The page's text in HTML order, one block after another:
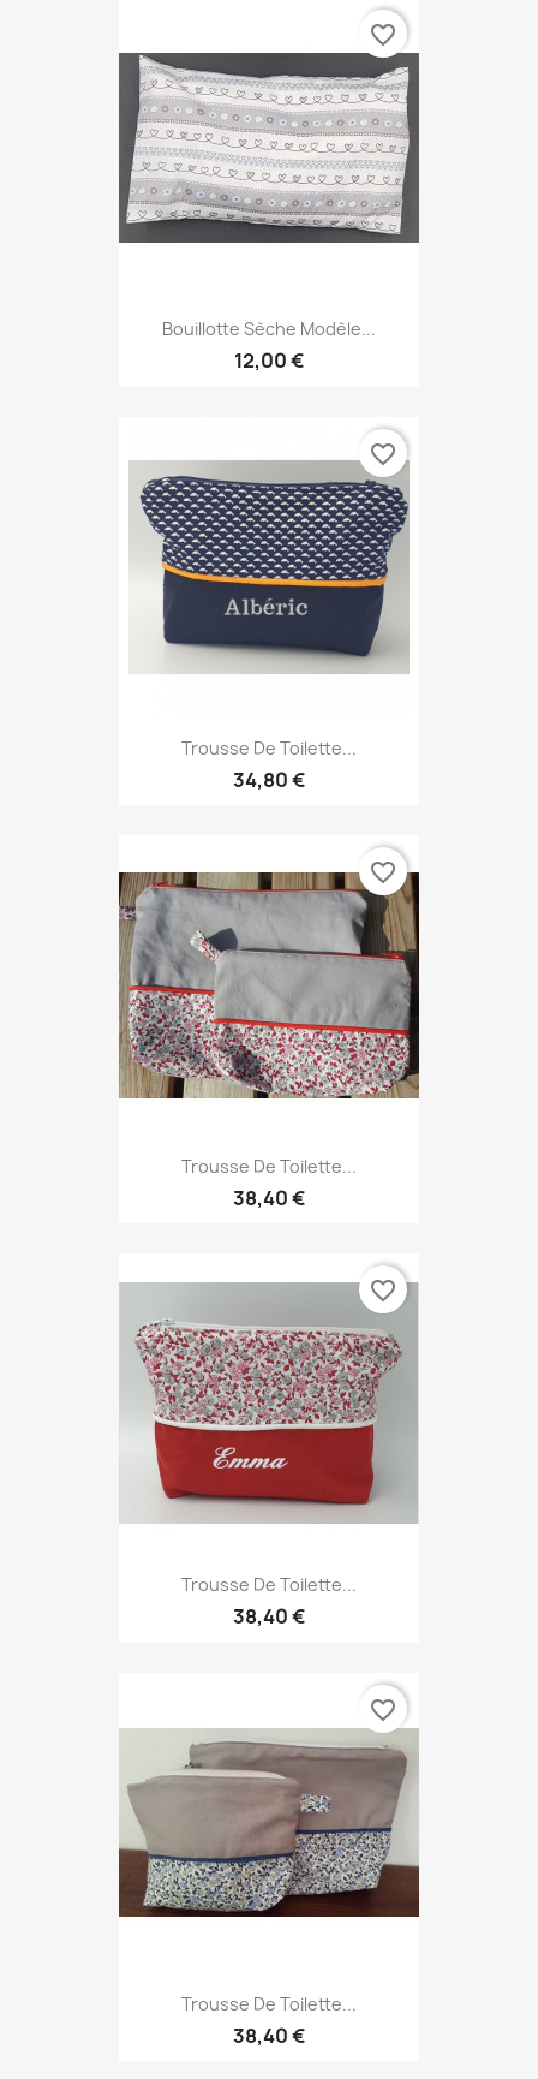
Bouillotte Sèche Modèle...
12,00 €
favorite_border
Trousse De Toilette...
34,80 €
favorite_border
Trousse De Toilette...
38,40 €
favorite_border
Trousse De Toilette...
38,40 €
favorite_border
Trousse De Toilette...
38,40 €
favorite_border